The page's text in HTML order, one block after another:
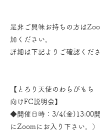
是非ご興味お持ちの方は
加ください。
詳細は下記よりご確認くださ
【とろり天使のわらびも
向けFC説明会】
◆開催日時：3/4(金)13:00
にZoomにお入り下さい。）